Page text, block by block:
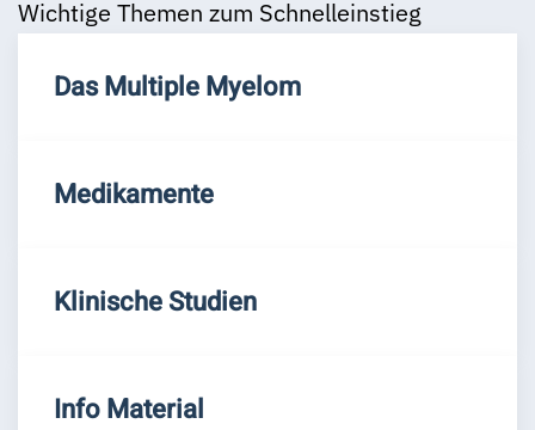
Wichtige Themen zum Schnelleinstieg
Das Multiple Myelom
Medikamente
Klinische Studien
Info Material